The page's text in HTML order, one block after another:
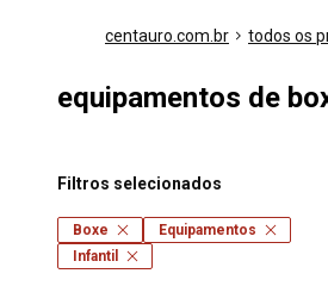
centauro.com.br todos os
equipamentos de
Filtros selecionados
Boxe
Equipamentos
Infantil